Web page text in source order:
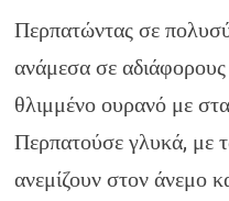
Περπατώντας σε
ανάμεσα σε
θλιμμένο ουρανό με
Περπατούσε γλυκά, με
ανεμίζουν στον άνεμο